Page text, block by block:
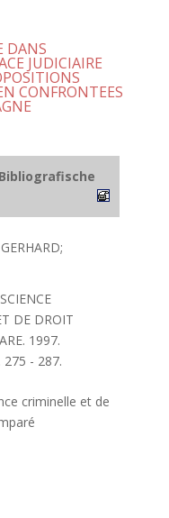
DANS
JUDICIAIRE
CONFRONTEES
DE DROIT
1997.
275 - 287.
criminelle et de